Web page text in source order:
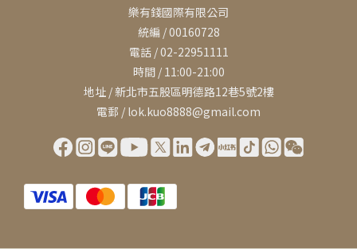
樂有錢國際有限公司
統編 / 00160728
電話 / 02-22951111
時間 / 11:00-21:00
地址 / 新北市五股區明德路12巷5號2樓
電郵 / lok.kuo8888@gmail.com